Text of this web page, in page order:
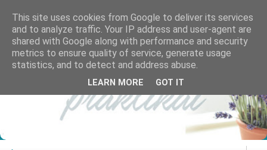
This site uses cookies from Google to deliver its services
and to analyze traffic. Your IP address and user-agent are
shared with Google along with performance and security
metrics to ensure quality of service, generate usage
statistics, and to detect and address abuse.
LEARN MORE GOT IT